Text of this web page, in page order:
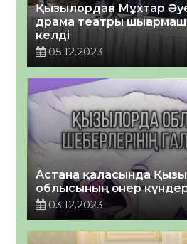
Қызылордаға Мұхтар
драма театры
келді
05.12.2023
Астана қаласында
облысының өнер
03.12.2023